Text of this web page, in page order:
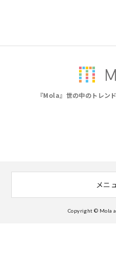
『Mola』世の中のトレン
メニ
Copyright © Mola